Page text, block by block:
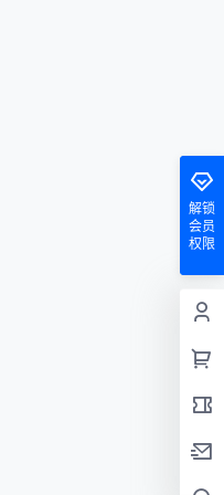
解锁
会员
权限